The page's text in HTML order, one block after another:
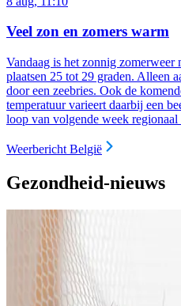
Veel zon en zomers warm
Vandaag is het zonnig zomerweer
plaatsen 25 tot 29 graden. Alleen
door een zeebries. Ook de
temperatuur varieert daarbij een
loop van volgende week regionaal
Weerbericht België
Gezondheid-nieuws